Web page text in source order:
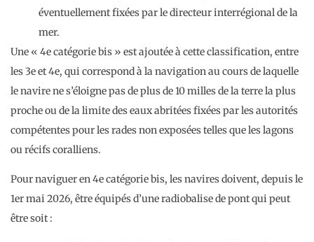
éventuellement fixées par le directeur interrégional de la
mer.
Une « 4e catégorie bis » est ajoutée à cette classification, entre
les 3e et 4e, qui correspond à la navigation au cours de laquelle
le navire ne s’éloigne pas de plus de 10 milles de la terre la plus
proche ou de la limite des eaux abritées fixées par les autorités
compétentes pour les rades non exposées telles que les lagons
ou récifs coralliens.
Pour naviguer en 4e catégorie bis, les navires doivent, depuis le
1er mai 2026, être équipés d’une radiobalise de pont qui peut
être soit :